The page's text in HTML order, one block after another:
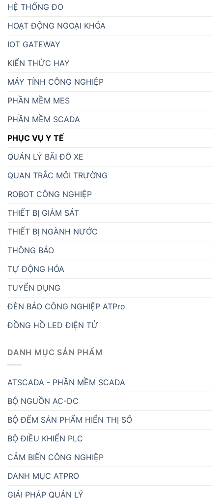
HỆ THỐNG ĐO
HOẠT ĐỘNG NGOẠI KHÓA
IOT GATEWAY
KIẾN THỨC HAY
MÁY TÍNH CÔNG NGHIỆP
PHẦN MỀM MES
PHẦN MỀM SCADA
PHỤC VỤ Y TẾ
QUẢN LÝ BÃI ĐỖ XE
QUAN TRẮC MÔI TRƯỜNG
ROBOT CÔNG NGHIỆP
THIẾT BỊ GIÁM SÁT
THIẾT BỊ NGÀNH NƯỚC
THÔNG BÁO
TỰ ĐỘNG HÓA
TUYỂN DỤNG
ĐÈN BÁO CÔNG NGHIỆP ATPro
ĐỒNG HỒ LED ĐIỆN TỬ
DANH MỤC SẢN PHẨM
ATSCADA - PHẦN MỀM SCADA
BỘ NGUỒN AC-DC
BỘ ĐẾM SẢN PHẨM HIỂN THỊ SỐ
BỘ ĐIỀU KHIỂN PLC
CẢM BIẾN CÔNG NGHIỆP
DANH MỤC ATPRO
GIẢI PHÁP QUẢN LÝ